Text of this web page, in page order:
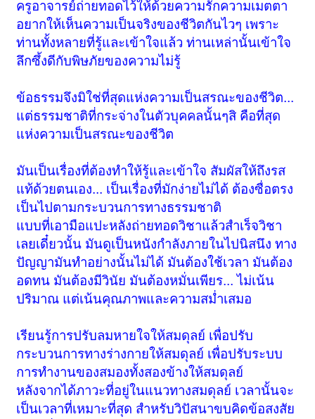
ครูอาจารย์ถ่ายทอดไว้ให้ด้วยความรักความเมตตา
อยากให้เห็นความเป็นจริงของชีวิตกันไวๆ เพราะ
ท่านทั้งหลายที่รู้และเข้าใจแล้ว ท่านเหล่านั้นเข้าใจ
ลึกซึ้งดีกับพิษภัยของความไม่รู้
ข้อธรรมจึงมิใช่ที่สุดแห่งความเป็นสรณะของชีวิต...
แต่ธรรมชาติที่กระจ่างในตัวบุคคลนั้นๆสิ คือที่สุด
แห่งความเป็นสรณะของชีวิต
มันเป็นเรื่องที่ต้องทำให้รู้และเข้าใจ สัมผัสให้ถึงรส
แท้ด้วยตนเอง... เป็นเรื่องที่มักง่ายไม่ได้ ต้องซื่อตรง
เป็นไปตามกระบวนการทางธรรมชาติ
แบบที่เอามือแปะหลังถ่ายทอดวิชาแล้วสำเร็จวิชา
เลยเดี๋ยวนั้น มันดูเป็นหนังกำลังภายในไปนิสนึง ทาง
ปัญญามันทำอย่างนั้นไม่ได้ มันต้องใช้เวลา มันต้อง
อดทน มันต้องมีวินัย มันต้องหมั่นเพียร... ไม่เน้น
ปริมาณ แต่เน้นคุณภาพและความสม่ำเสมอ
เรียนรู้การปรับลมหายใจให้สมดุลย์ เพื่อปรับ
กระบวนการทางร่างกายให้สมดุลย์ เพื่อปรับระบบ
การทำงานของสมองทั้งสองข้างให้สมดุลย์
หลังจากได้ภาวะที่อยู่ในแนวทางสมดุลย์ เวลานั้นจะ
เป็นเวลาที่เหมาะที่สุด สำหรับวิปัสนาขบคิดข้อสงสัย